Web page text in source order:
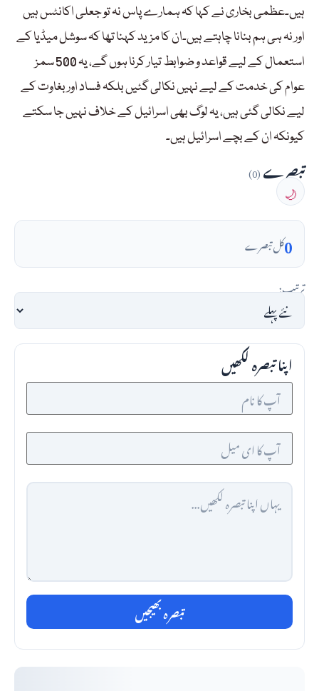
ہیں۔عظمی بخاری نے کہا کہ ہمارے پاس نہ تو جعلی اکانٹس ہیں
اور نہ ہی ہم بنانا چاہتے ہیں۔ان کا مزید کہنا تھا کہ سوشل میڈیا کے
استعمال کے لیے قواعد و ضوابط تیار کرنا ہوں گے، یہ 500 سمز
عوام کی خدمت کے لیے نہیں نکالی گئیں بلکہ فساد اور بغاوت کے
لیے نکالی گئی ہیں، یہ لوگ بھی اسرائیل کے خلاف نہیں جا سکتے
کیونکہ ان کے بچے اسرائیل ہیں۔
تبصرے(0)
🌙
0کل تبصرے
ترتیب:
اپنا تبصرہ لکھیں
تبصرہ بھیجیں